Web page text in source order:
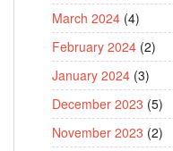
March 2024 (4)
February 2024 (2)
January 2024 (3)
December 2023 (5)
November 2023 (2)